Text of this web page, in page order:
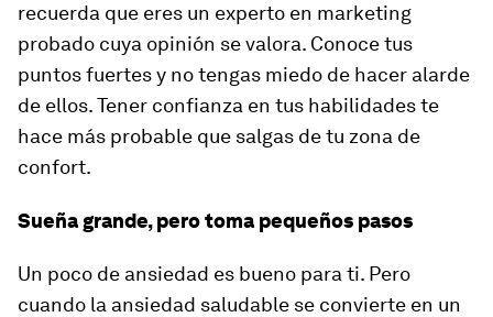
recuerda que eres un experto en marketing
probado cuya opinión se valora. Conoce tus
puntos fuertes y no tengas miedo de hacer alarde
de ellos. Tener confianza en tus habilidades te
hace más probable que salgas de tu zona de
confort.
Sueña grande, pero toma pequeños pasos
Un poco de ansiedad es bueno para ti. Pero
cuando la ansiedad saludable se convierte en un